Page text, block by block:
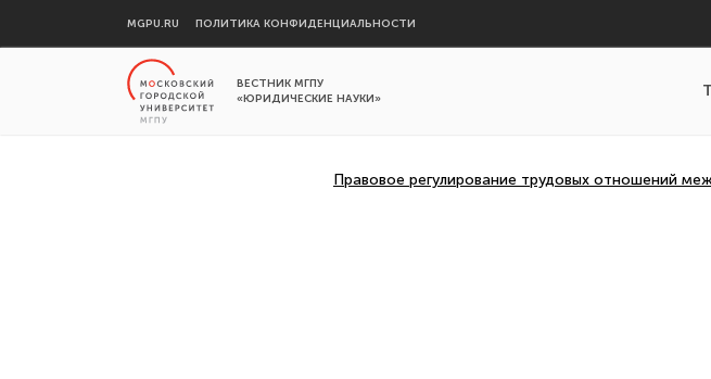
MGPU.RU ПОЛИТИКА КОНФИДЕНЦИАЛЬНОСТИ
ВЕСТНИК МГПУ
«ЮРИДИЧЕСКИЕ НАУКИ»
Правовое регулирование трудовых отношений